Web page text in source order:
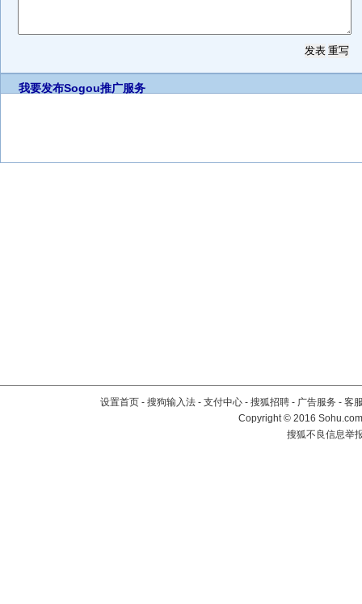
我要发布Sogou推广服务
设置首页 - 搜狗输入法 - 支付中心 - 搜狐招聘 - 广告服务 - 客
Copyright©2016
搜狐不良信息举